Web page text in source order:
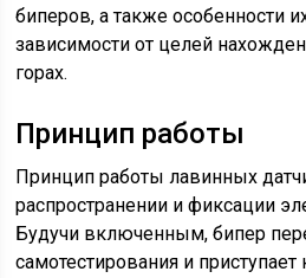
биперов, а также особенности
зависимости от целей
горах.
Принцип работы
Принцип работы лавинных
распространении и фиксации
Будучи включенным, бипер
самотестирования и приступает